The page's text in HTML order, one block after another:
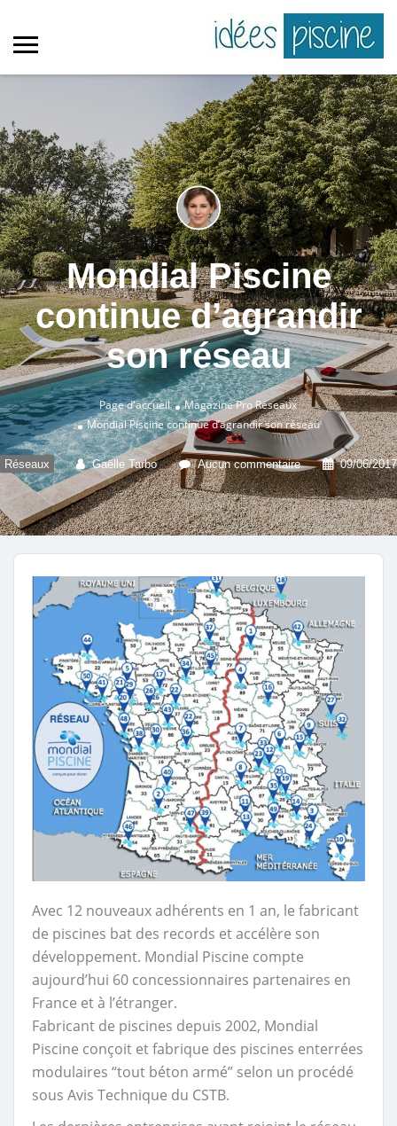
Mondial Piscine
continue d’agrandir
son réseau
Page d'accueil Magazine ProRéseaux
Mondial Piscine continue d’agrandir son réseau
Réseaux Gaëlle Tarbo Aucun commentaire 09/06/2017
Avec 12 nouveaux adhérents en 1 an, le fabricant
de piscines bat des records et accélère son
développement. Mondial Piscine compte
aujourd’hui 60 concessionnaires partenaires en
France et à l’étranger.
Fabricant de piscines depuis 2002, Mondial
Piscine conçoit et fabrique des piscines enterrées
modulaires “tout béton armé” selon un procédé
sous Avis Technique du CSTB.